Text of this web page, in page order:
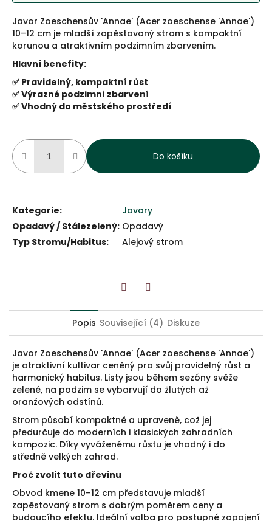
Do košíku
Javor Zoeschensův 'Annae' (Acer zoeschense 'Annae')
10–12 cm je mladší zapěstovaný strom s kompaktní
korunou a atraktivním podzimním zbarvením.
Hlavní benefity:
✅ Pravidelný, kompaktní růst
✅ Výrazné podzimní zbarvení
✅ Vhodný do městského prostředí
Kategorie:
Javory
Opadavý / Stálezelený: Opadavý
Typ Stromu/Habitus: Alejový strom
Popis Související (4) Diskuze
Javor Zoeschensův 'Annae' (Acer zoeschense 'Annae')
je atraktivní kultivar ceněný pro svůj pravidelný růst a
harmonický habitus. Listy jsou během sezóny svěže
zelené, na podzim se vybarvují do žlutých až
oranžových odstínů.
Strom působí kompaktně a upraveně, což jej
předurčuje do moderních i klasických zahradních
kompozic. Díky vyváženému růstu je vhodný i do
středně velkých zahrad.
Proč zvolit tuto dřevinu
Obvod kmene 10–12 cm představuje mladší
zapěstovaný strom s dobrým poměrem ceny a
budoucího efektu. Ideální volba pro postupné zapojení